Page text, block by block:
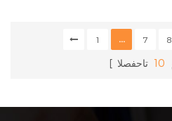
1 ... 7 8
10 تاحفصلا